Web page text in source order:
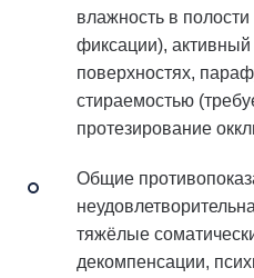
влажность в
фиксации),
поверхностях,
стираемостью
протезирование
Общие
тяжёлые
декомпенсации,